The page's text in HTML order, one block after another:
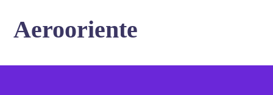
Aerooriente